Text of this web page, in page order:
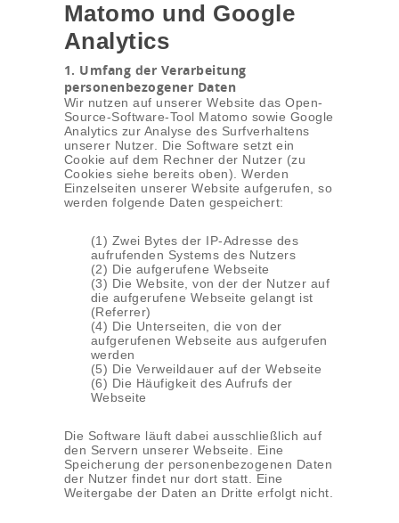
Matomo und Google
Analytics
1. Umfang der Verarbeitung
personenbezogener Daten
Wir nutzen auf unserer Website das Open-
Source-Software-Tool Matomo sowie Google
Analytics zur Analyse des Surfverhaltens
unserer Nutzer. Die Software setzt ein
Cookie auf dem Rechner der Nutzer (zu
Cookies siehe bereits oben). Werden
Einzelseiten unserer Website aufgerufen, so
werden folgende Daten gespeichert:
(1) Zwei Bytes der IP-Adresse des
aufrufenden Systems des Nutzers
(2) Die aufgerufene Webseite
(3) Die Website, von der der Nutzer auf
die aufgerufene Webseite gelangt ist
(Referrer)
(4) Die Unterseiten, die von der
aufgerufenen Webseite aus aufgerufen
werden
(5) Die Verweildauer auf der Webseite
(6) Die Häufigkeit des Aufrufs der
Webseite
Die Software läuft dabei ausschließlich auf
den Servern unserer Webseite. Eine
Speicherung der personenbezogenen Daten
der Nutzer findet nur dort statt. Eine
Weitergabe der Daten an Dritte erfolgt nicht.